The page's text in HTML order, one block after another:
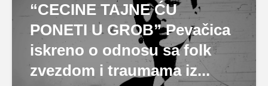
“CECINE TAJNE ĆU
PONETI U GROB” Pevačica
iskreno o odnosu sa folk
zvezdom i traumama iz...